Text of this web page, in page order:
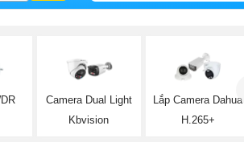
Camera Dual Light
Kbvision
Lắp Camera Dahua
H.265+